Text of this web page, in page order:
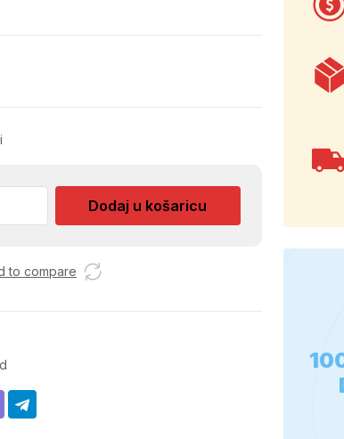
Dodaj u košaricu
to compare